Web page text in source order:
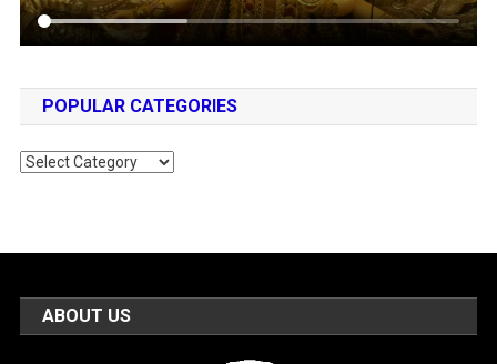
POPULAR CATEGORIES
Popular
ABOUT US